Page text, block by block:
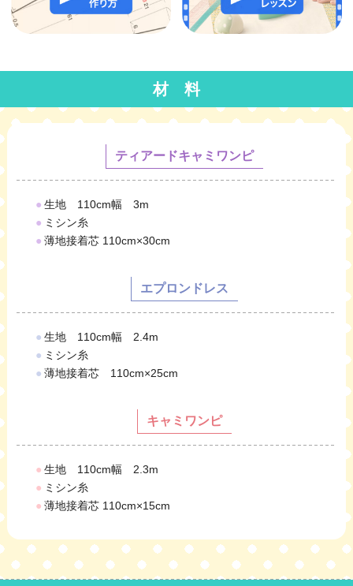
材 料
ティアードキャミワンピ
● 生地 110cm幅 3m
● ミシン糸
● 薄地接着芯 110cm×30cm
エプロンドレス
● 生地 110cm幅 2.4m
● ミシン糸
● 薄地接着芯 110cm×25cm
キャミワンピ
● 生地 110cm幅 2.3m
● ミシン糸
● 薄地接着芯 110cm×15cm